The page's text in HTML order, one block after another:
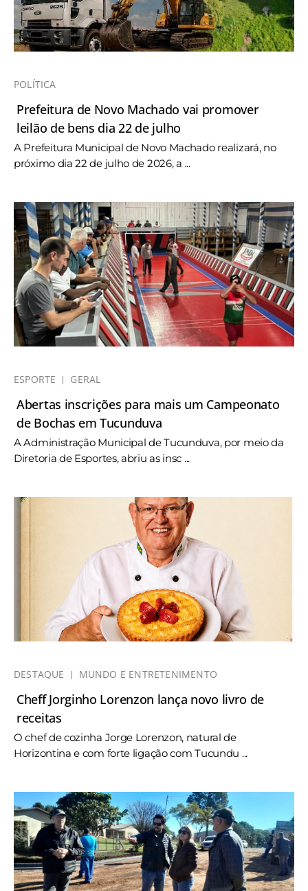
POLÍTICA
Prefeitura de Novo Machado vai promover
leilão de bens dia 22 de julho
A Prefeitura Municipal de Novo Machado realizará, no
próximo dia 22 de julho de 2026, a ...
ESPORTE GERAL
Abertas inscrições para mais um Campeonato
de Bochas em Tucunduva
A Administração Municipal de Tucunduva, por meio da
Diretoria de Esportes, abriu as insc ...
DESTAQUE MUNDO E ENTRETENIMENTO
Cheff Jorginho Lorenzon lança novo livro de
receitas
O chef de cozinha Jorge Lorenzon, natural de
Horizontina e com forte ligação com Tucundu ...